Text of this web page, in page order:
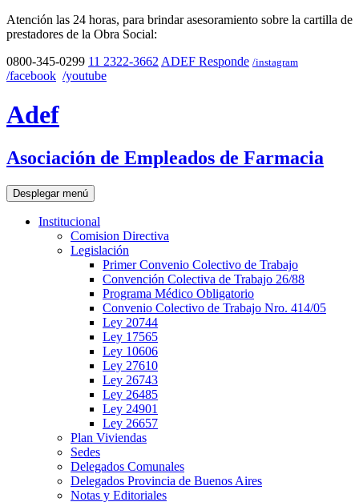
Atención las 24 horas, para brindar asesoramiento sobre la cartilla de
prestadores de la Obra Social:
0800-345-0299 11 2322-3662 ADEF Responde /instagram
/facebook /youtube
Adef
Asociación de Empleados de Farmacia
Desplegar menú
Institucional
Comision Directiva
Legislación
Primer Convenio Colectivo de Trabajo
Convención Colectiva de Trabajo 26/88
Programa Médico Obligatorio
Convenio Colectivo de Trabajo Nro. 414/05
Ley 20744
Ley 17565
Ley 10606
Ley 27610
Ley 26743
Ley 26485
Ley 24901
Ley 26657
Plan Viviendas
Sedes
Delegados Comunales
Delegados Provincia de Buenos Aires
Notas y Editoriales